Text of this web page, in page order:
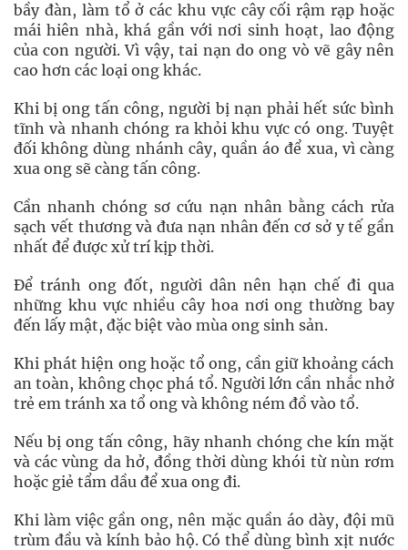
bầy đàn, làm tổ ở các khu vực cây cối rậm rạp hoặc
mái hiên nhà, khá gần với nơi sinh hoạt, lao động
của con người. Vì vậy, tai nạn do ong vò vẽ gây nên
cao hơn các loại ong khác.
Khi bị ong tấn công, người bị nạn phải hết sức bình
tĩnh và nhanh chóng ra khỏi khu vực có ong. Tuyệt
đối không dùng nhánh cây, quần áo để xua, vì càng
xua ong sẽ càng tấn công.
Cần nhanh chóng sơ cứu nạn nhân bằng cách rửa
sạch vết thương và đưa nạn nhân đến cơ sở y tế gần
nhất để được xử trí kịp thời.
Để tránh ong đốt, người dân nên hạn chế đi qua
những khu vực nhiều cây hoa nơi ong thường bay
đến lấy mật, đặc biệt vào mùa ong sinh sản.
Khi phát hiện ong hoặc tổ ong, cần giữ khoảng cách
an toàn, không chọc phá tổ. Người lớn cần nhắc nhở
trẻ em tránh xa tổ ong và không ném đồ vào tổ.
Nếu bị ong tấn công, hãy nhanh chóng che kín mặt
và các vùng da hở, đồng thời dùng khói từ nùn rơm
hoặc giẻ tẩm dầu để xua ong đi.
Khi làm việc gần ong, nên mặc quần áo dày, đội mũ
trùm đầu và kính bảo hộ. Có thể dùng bình xịt nước